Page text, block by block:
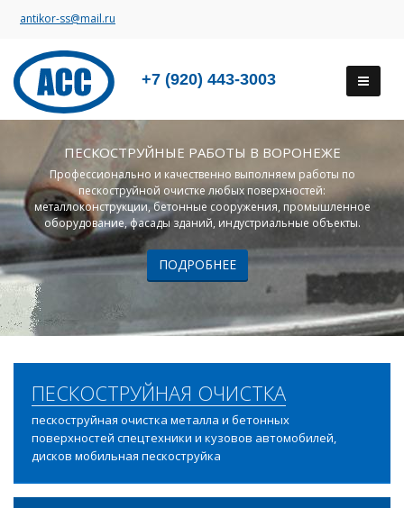
antikor-ss@mail.ru
+7 (920) 443-3003
ПЕСКОСТРУЙНЫЕ РАБОТЫ В ВОРОНЕЖЕ
Профессионально и качественно выполняем работы по
пескоструйной очистке любых поверхностей:
металлоконструкции, бетонные сооружения, промышленное
оборудование, фасады зданий, индустриальные объекты.
ПОДРОБНЕЕ
ПЕСКОСТРУЙНАЯ ОЧИСТКА
пескоструйная очистка металла и бетонных
поверхностей спецтехники и кузовов автомобилей,
дисков мобильная пескоструйка